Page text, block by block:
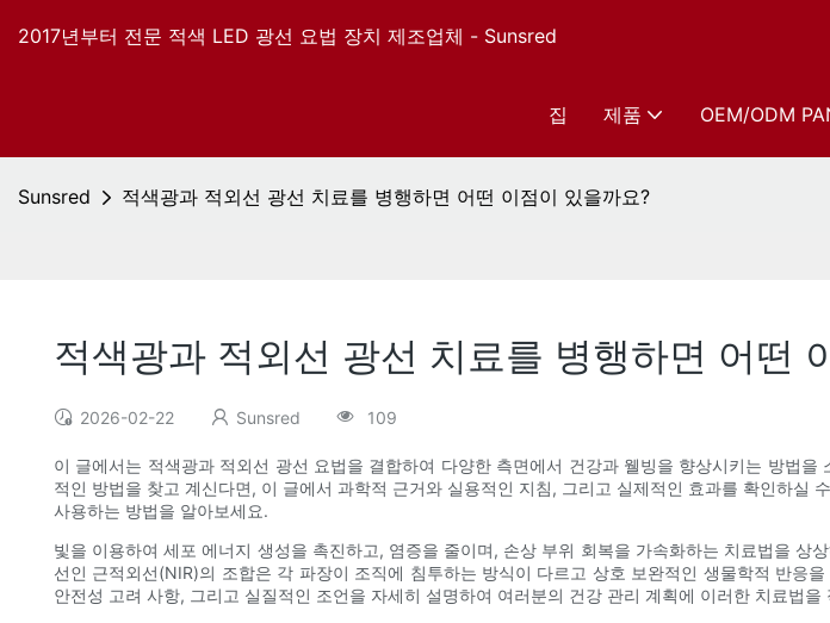
2017년부터 전문 적색 LED 광선 요법 장치 제조업체 - Sunsred
집 제품 OEM/ODM
Sunsred 적색광과 적외선 광선 치료를 병행하면 어떤 이점이 있을까요?
적색광과 적외선 광선 치료를 병행하면 어떤
2026-02-22 Sunsred 109
이 글에서는 적색광과 적외선 광선 요법을 결합하여 다양한 측면에서 건강과 웰빙을 향상시키는 방법
적인 방법을 찾고 계신다면, 이 글에서 과학적 근거와 실용적인 지침, 그리고 실제적인 효과를 확인하
사용하는 방법을 알아보세요.
빛을 이용하여 세포 에너지 생성을 촉진하고, 염증을 줄이며, 손상 부위 회복을 가속화하는 치료법을
선인 근적외선(NIR)의 조합은 각 파장이 조직에 침투하는 방식이 다르고 상호 보완적인 생물학적 반응
안전성 고려 사항, 그리고 실질적인 조언을 자세히 설명하여 여러분의 건강 관리 계획에 이러한 치료법